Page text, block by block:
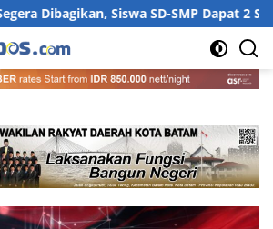
Siswa SD-SMP Dapat 2 Set Lengkap